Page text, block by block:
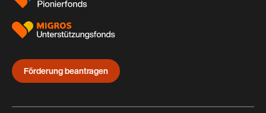
Förderung beantragen